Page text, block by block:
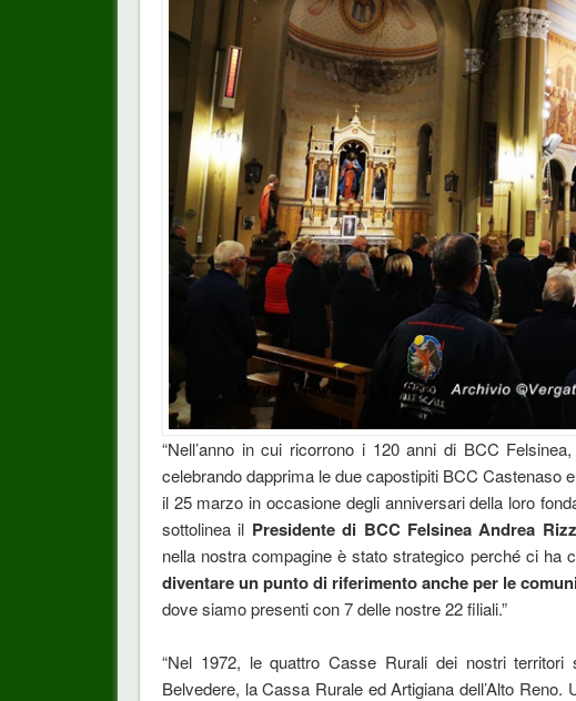
“Nell’anno in cui ricorrono i 120 anni di BCC
celebrando dapprima le due capostipiti BCC Castenaso
il 25 marzo in occasione degli anniversari della loro
sottolinea il Presidente di BCC Felsinea Andrea
nella nostra compagine è stato strategico perché ci ha
diventare un punto di riferimento anche per le
dove siamo presenti con 7 delle nostre 22 filiali.”
“Nel 1972, le quattro Casse Rurali dei nostri
Belvedere, la Cassa Rurale ed Artigiana dell’Alto